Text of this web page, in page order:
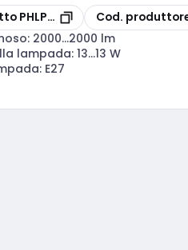
PHLPHILED120G2
copia
Cod.
2000...2000 lm
lampada:13...13 W
E27